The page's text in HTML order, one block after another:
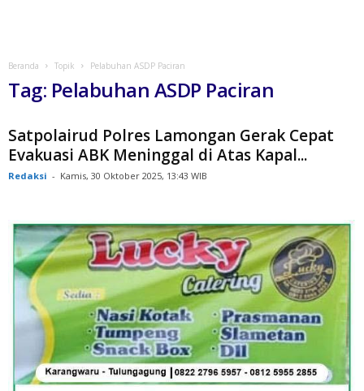
Beranda Topik Pelabuhan ASDP Paciran
Tag: Pelabuhan ASDP Paciran
Satpolairud Polres Lamongan Gerak Cepat
Evakuasi ABK Meninggal di Atas Kapal...
Redaksi - Kamis, 30 Oktober 2025, 13:43 WIB